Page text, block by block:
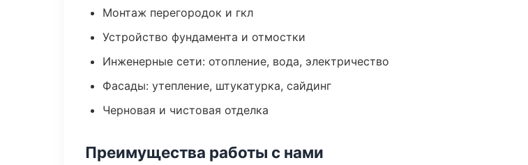
Монтаж перегородок и гкл
Устройство фундамента и отмостки
Инженерные сети: отопление, вода, электричество
Фасады: утепление, штукатурка, сайдинг
Черновая и чистовая отделка
Преимущества работы с нами